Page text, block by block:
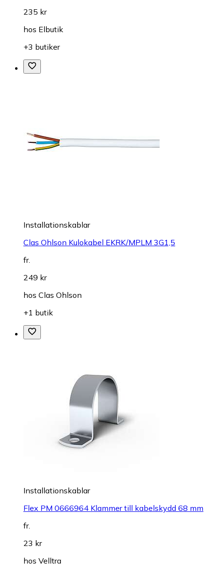
235 kr
hos Elbutik
+3 butiker
Installationskablar
Clas Ohlson Kulokabel EKRK/MPLM 3G1,5
fr.
249 kr
hos Clas Ohlson
+1 butik
Installationskablar
Flex PM 0666964 Klammer till kabelskydd 68 mm
fr.
23 kr
hos Velltra